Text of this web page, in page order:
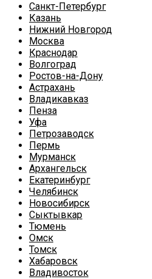
Санкт-Петербург
Казань
Нижний Новгород
Москва
Краснодар
Волгоград
Ростов-на-Дону
Астрахань
Владикавказ
Пенза
Уфа
Петрозаводск
Пермь
Мурманск
Архангельск
Екатеринбург
Челябинск
Новосибирск
Сыктывкар
Тюмень
Омск
Томск
Хабаровск
Владивосток